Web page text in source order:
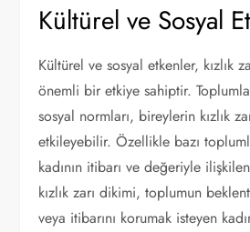
Kültürel ve Sosyal
Kültürel ve sosyal etkenler, kızlık
önemli bir etkiye sahiptir.
sosyal normları, bireylerin kızlık
etkileyebilir. Özellikle bazı
kadının itibarı ve değeriyle
kızlık zarı dikimi, toplumun
veya itibarını korumak isteyen